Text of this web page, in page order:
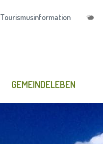
Tourismusinformation
GEMEINDELEBEN